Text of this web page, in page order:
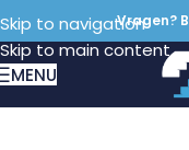
Skip to navigation
Skip to main content
Vragen? B
MENU